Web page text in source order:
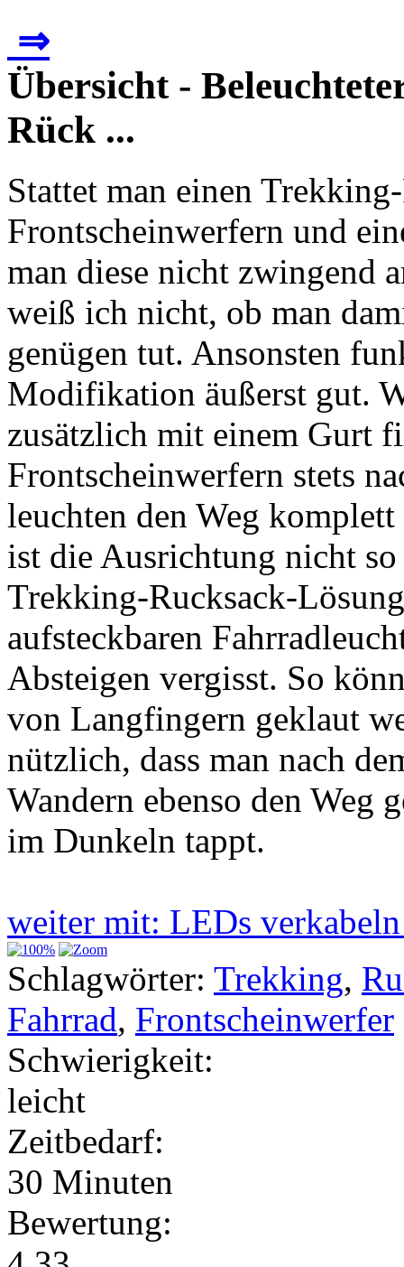
⇒
Übersicht -
Rück ...
Stattet man einen
Frontscheinwerfern und
man diese nicht zwingend
weiß ich nicht, ob man
genügen tut. Ansonsten
Modifikation äußerst gut.
zusätzlich mit einem Gurt
Frontscheinwerfern stets
leuchten den Weg
ist die Ausrichtung nicht
Trekking-Rucksack-
aufsteckbaren
Absteigen vergisst. So
von Langfingern geklaut
nützlich, dass man nach
Wandern ebenso den Weg
im Dunkeln tappt.
weiter mit: LEDs
Schlagwörter: Trekking,
Fahrrad, Frontscheinwerfer
Schwierigkeit:
leicht
Zeitbedarf:
30 Minuten
Bewertung: